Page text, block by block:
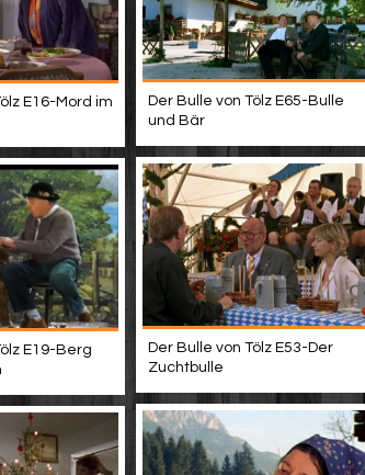
E16-Mord im
Der Bulle von Tölz E65-Bulle
und Bär
Der Bulle von Tölz E53-Der
Zuchtbulle
E19-Berg